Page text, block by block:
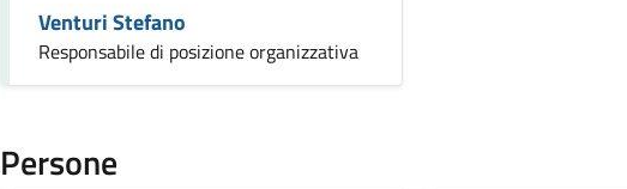
Venturi Stefano
Responsabile di posizione organizzativa
Persone